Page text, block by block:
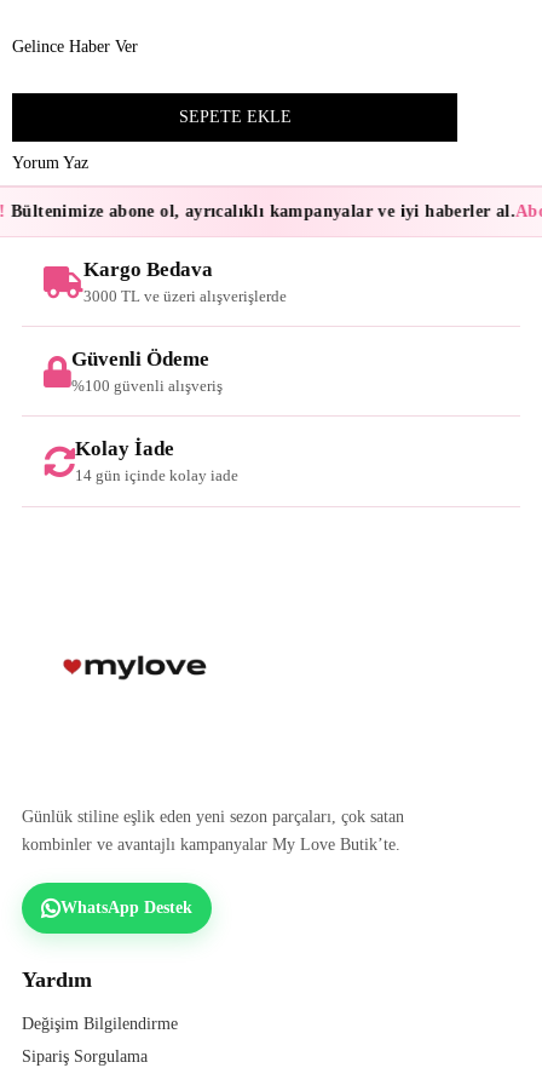
Gelince Haber Ver
Yorum Yaz
Bültenimize abone ol, ayrıcalıklı kampanyalar ve iyi haberler al.
Kargo Bedava
3000 TL ve üzeri alışverişlerde
Güvenli Ödeme
%100 güvenli alışveriş
Kolay İade
14 gün içinde kolay iade
Günlük stiline eşlik eden yeni sezon parçaları, çok satan
kombinler ve avantajlı kampanyalar My Love Butik’te.
WhatsApp Destek
Yardım
Değişim Bilgilendirme
Sipariş Sorgulama